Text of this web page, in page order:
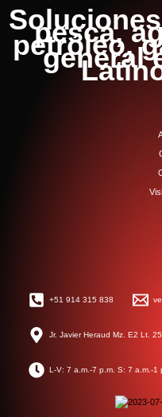
pesca,
petróleo,
general
+51 914 315 838
Jr. Javier Heraud Mz. E2 Lt.
L-V: 7 a.m.-7 p.m. S: 7 a.m.-1